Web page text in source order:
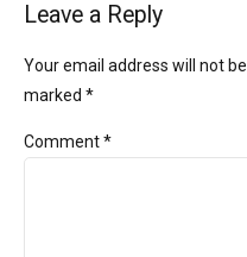
Leave a Reply
Your email address will not
marked *
Comment*